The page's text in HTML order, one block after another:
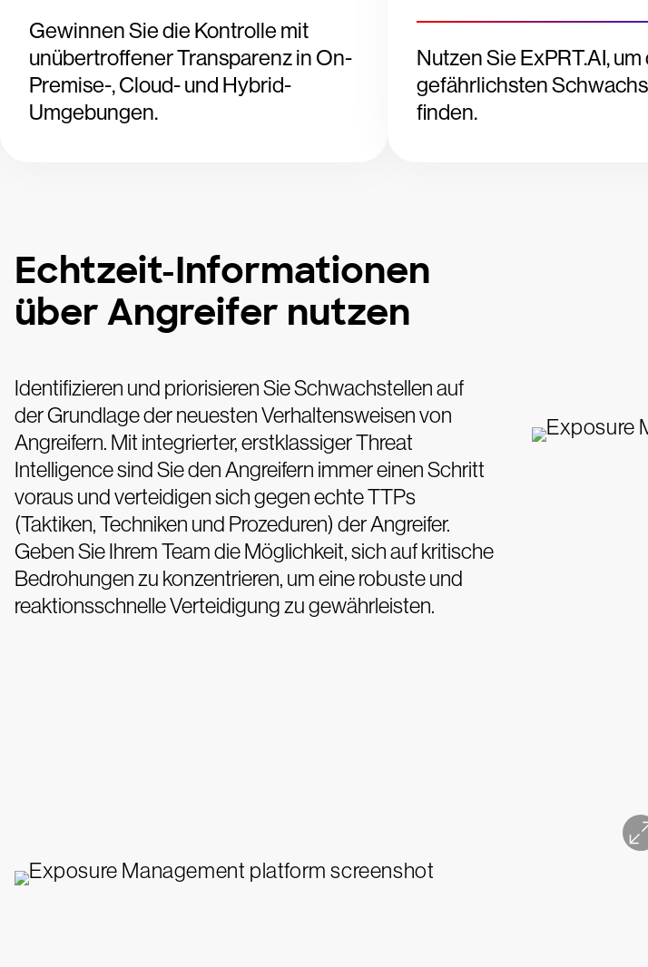
Gewinnen Sie die Kontrolle mit
unübertroffener Transparenz in On-
Premise-, Cloud- und Hybrid-
Umgebungen.
Nutzen Sie ExPRT.AI, um
gefährlichsten
finden.
Echtzeit-Informationen
über Angreifer nutzen
Identifizieren und priorisieren Sie Schwachstellen auf
der Grundlage der neuesten Verhaltensweisen von
Angreifern. Mit integrierter, erstklassiger Threat
Intelligence sind Sie den Angreifern immer einen Schritt
voraus und verteidigen sich gegen echte TTPs
(Taktiken, Techniken und Prozeduren) der Angreifer.
Geben Sie Ihrem Team die Möglichkeit, sich auf kritische
Bedrohungen zu konzentrieren, um eine robuste und
reaktionsschnelle Verteidigung zu gewährleisten.